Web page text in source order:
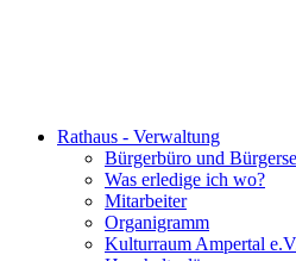
Rathaus - Verwaltung
Bürgerbüro und
Was erledige ich wo?
Mitarbeiter
Organigramm
Kulturraum Ampertal